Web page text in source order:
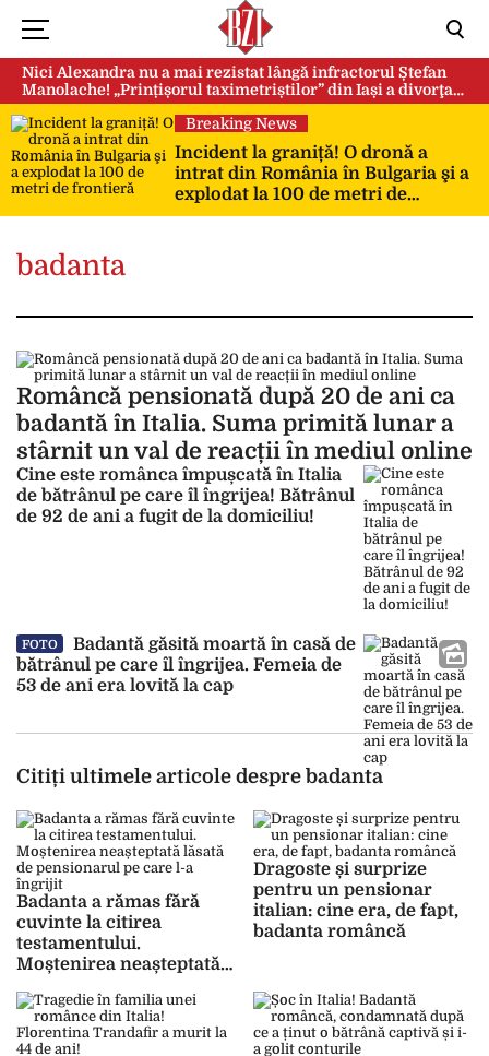
Nici Alexandra nu a mai rezistat lângă infractorul Ștefan
Manolache! „Prințișorul taximetriștilor” din Iași a divorţat
după doi ani de căsnicie
Breaking News
Incident la graniță! O dronă a
intrat din România în Bulgaria şi a
explodat la 100 de metri de
frontieră
badanta
Româncă pensionată după 20 de ani ca
badantă în Italia. Suma primită lunar a
stârnit un val de reacții în mediul online
Cine este românca împușcată în Italia
de bătrânul pe care îl îngrijea! Bătrânul
de 92 de ani a fugit de la domiciliu!
FOTO
Badantă găsită moartă în casă de
bătrânul pe care îl îngrijea. Femeia de
53 de ani era lovită la cap
Citiți ultimele articole despre badanta
Badanta a rămas fără
cuvinte la citirea
testamentului.
Moștenirea neașteptată
care l-a îngrijit
Dragoste și surprize
pentru un pensionar
italian: cine era, de fapt,
badanta româncă